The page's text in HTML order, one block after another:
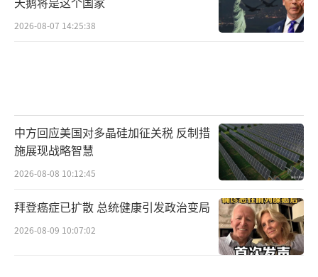
行业以及盟友进行必要的沟通后再行公布，以
避免不必要的政治阻力；三是特朗普本人惯于
了市场和公众的胃口，让外界对接下来数周内
美方可能公布的一系列声明充满期待。
特朗普将此行评价为“历史性的时刻”，
这一定性值得深入解读。一般而言，“历史
性”这一词汇不会被轻易使用，它通常意味着
国家间关系的某种根本性转折，或者某些长期
2026-08-07 14:25:38
中方回应美国对多晶硅加征关税 反制措
施展现战略智慧
2026-08-08 10:12:45
拜登癌症已扩散 总统健康引发政治变局
2026-08-09 10:07:02